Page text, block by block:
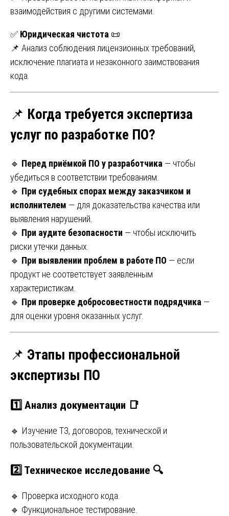
взаимодействия с другими системами.
✅ Юридическая чистота 📜
📌 Анализ соблюдения лицензионных требований,
исключение плагиата и незаконного заимствования
кода.
📌 Когда требуется экспертиза
услуг по разработке ПО?
🔹 Перед приёмкой ПО у разработчика — чтобы
убедиться в соответствии требованиям.
🔹 При судебных спорах между заказчиком и
исполнителем — для доказательства качества или
выявления нарушений.
🔹 При аудите безопасности — чтобы исключить
риски утечки данных.
🔹 При выявлении проблем в работе ПО — если
продукт не соответствует заявленным
характеристикам.
🔹 При проверке добросовестности подрядчика —
для оценки уровня оказанных услуг.
📌 Этапы профессиональной
экспертизы ПО
1️⃣ Анализ документации 📑
🔹 Изучение ТЗ, договоров, технической и
пользовательской документации.
2️⃣ Техническое исследование 🔍
🔹 Проверка исходного кода.
🔹 Функциональное тестирование.